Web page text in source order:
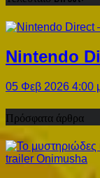
Nintendo
05 Φεβ 2026 4:00
Πρόσφατα άρθρα